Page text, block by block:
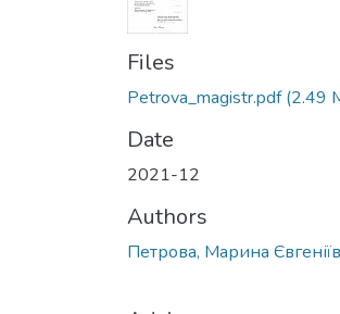
Files
Petrova_magistr.pdf(2.49
Date
2021-12
Authors
Петрова, Марина